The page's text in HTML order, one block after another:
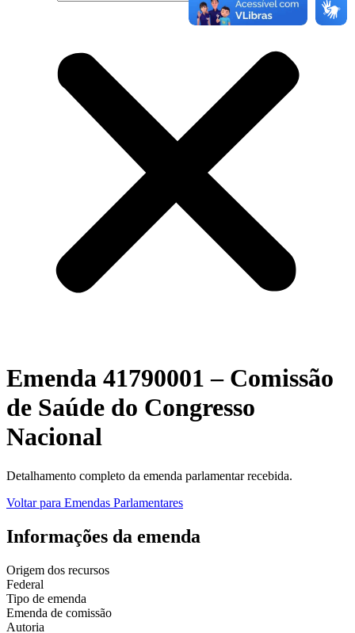
Emenda 41790001 – Comissão
de Saúde do Congresso
Nacional
Detalhamento completo da emenda parlamentar recebida.
Voltar para Emendas Parlamentares
Informações da emenda
Origem dos recursos
Federal
Tipo de emenda
Emenda de comissão
Autoria